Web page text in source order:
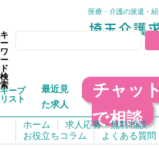
医療・介護の派遣・
キ
ー
ワ
ー
ド
検
索
キープ
リスト
最近見
た求人
チャット
で相談
ホーム 求人応募・無料相談
お役立ちコラム
よくある質問